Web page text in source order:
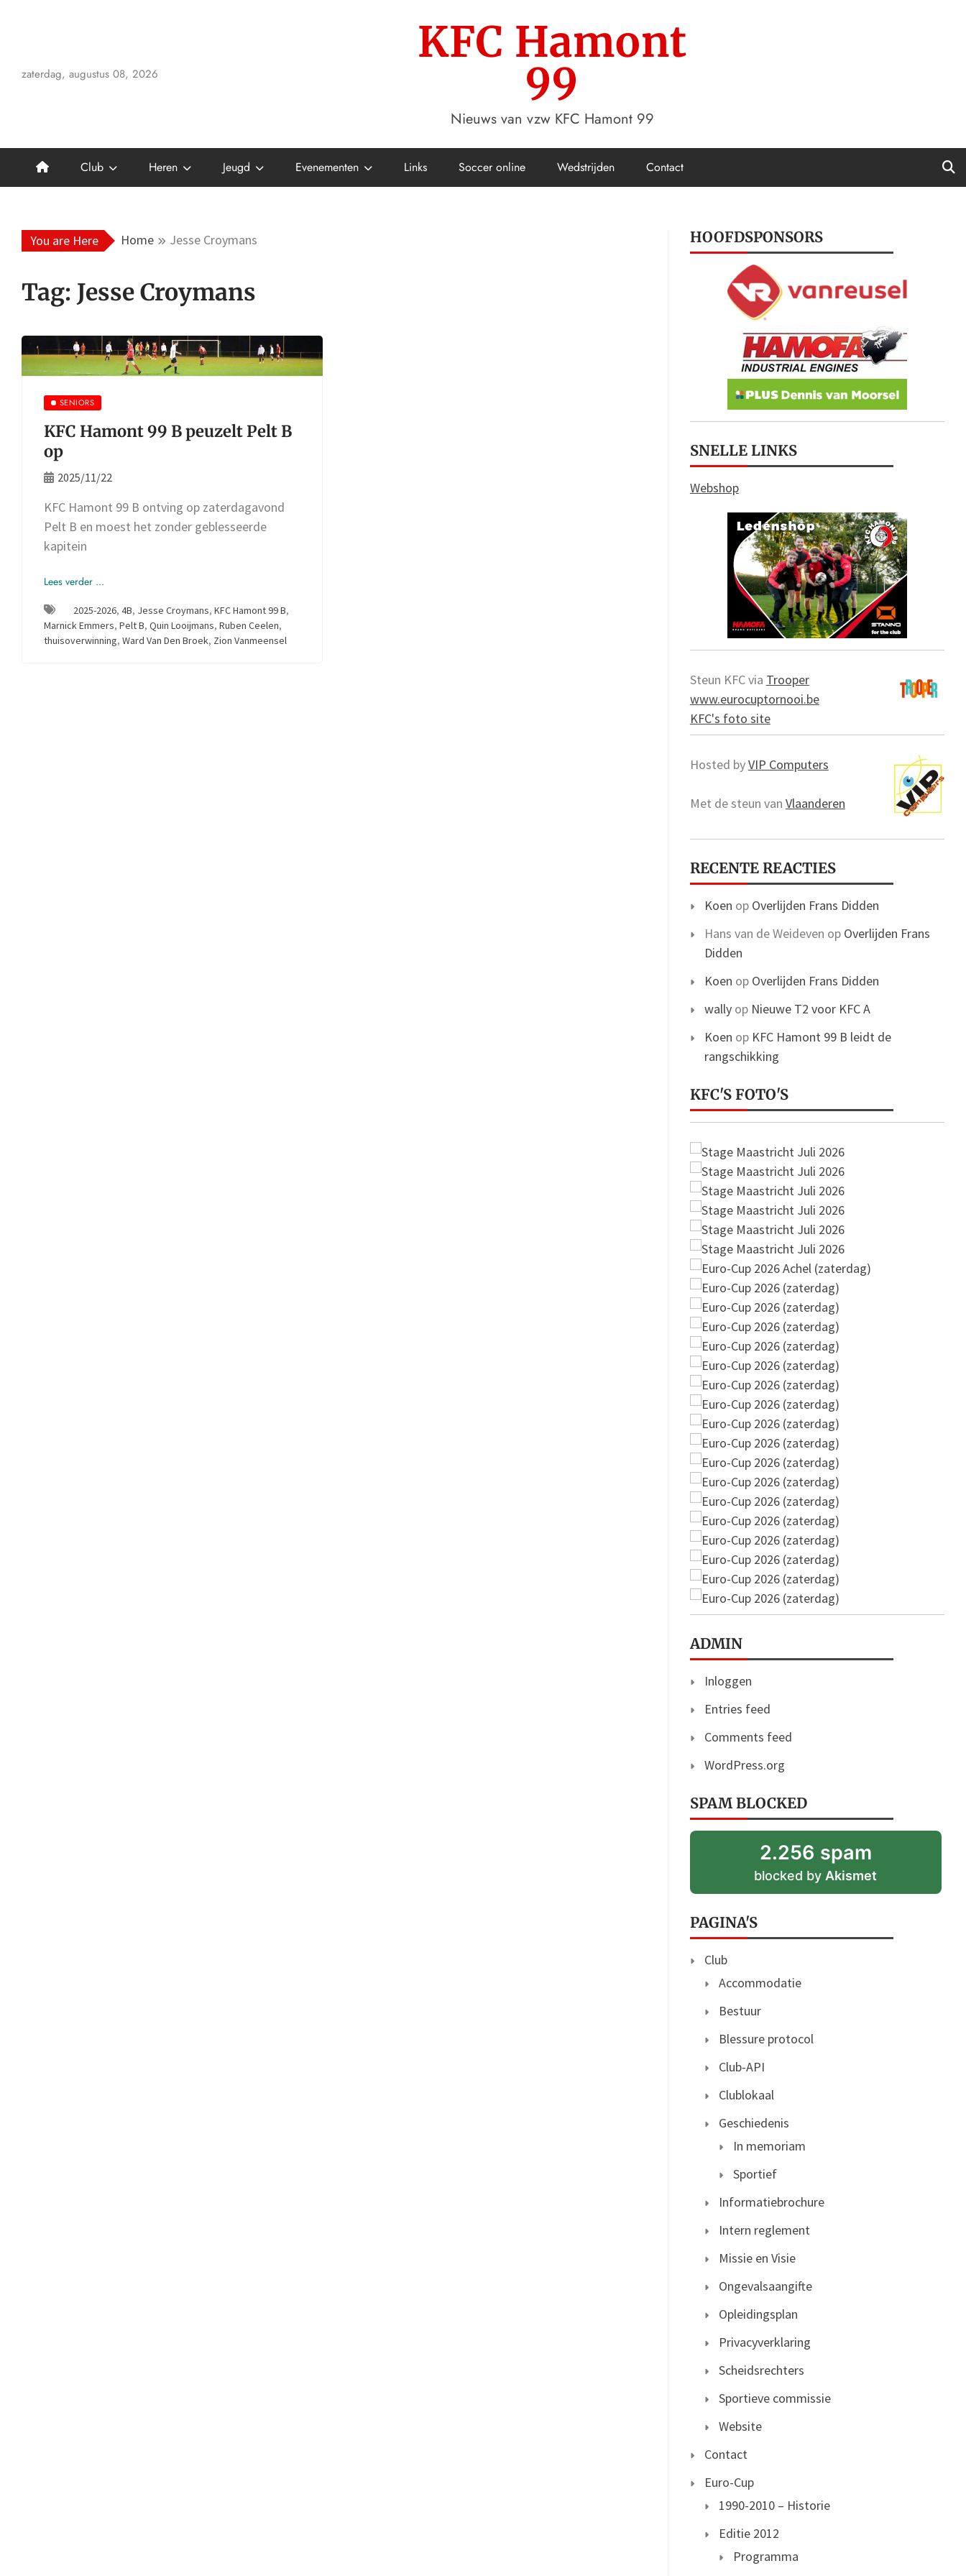
zaterdag, augustus 08, 2026
KFC Hamont
99
Nieuws van vzw KFC Hamont 99
Club Heren Jeugd Evenementen Links Soccer online Wedstrijden Contact
You are Here Home Jesse Croymans
Tag: Jesse Croymans
SENIORS
KFC Hamont 99 B peuzelt Pelt B
op
2025/11/22
KFC Hamont 99 B ontving op zaterdagavond
Pelt B en moest het zonder geblesseerde
kapitein
Lees verder ...
2025-2026, 4B, Jesse Croymans, KFC Hamont 99 B,
Marnick Emmers, Pelt B, Quin Looijmans, Ruben Ceelen,
thuisoverwinning, Ward Van Den Broek, Zion Vanmeensel
HOOFDSPONSORS
SNELLE LINKS
Webshop
Steun KFC via Trooper
www.eurocuptornooi.be
KFC's foto site
Hosted byVIP Computers
Met de steun van Vlaanderen
RECENTE REACTIES
Koen op Overlijden Frans Didden
Hans van de Weideven op Overlijden Frans
Didden
Koen op Overlijden Frans Didden
wallyop Nieuwe T2 voor KFC A
Koen op KFC Hamont 99 B leidt de
rangschikking
KFC'S FOTO'S
ADMIN
Inloggen
Entries feed
Comments feed
WordPress.org
SPAM BLOCKED
2.256 spam
blocked byAkismet
PAGINA'S
Club
Accommodatie
Bestuur
Blessure protocol
Club-API
Clublokaal
Geschiedenis
In memoriam
Sportief
Informatiebrochure
Intern reglement
Missie en Visie
Ongevalsaangifte
Opleidingsplan
Privacyverklaring
Scheidsrechters
Sportieve commissie
Website
Contact
Euro-Cup
1990-2010 – Historie
Editie 2012
Programma